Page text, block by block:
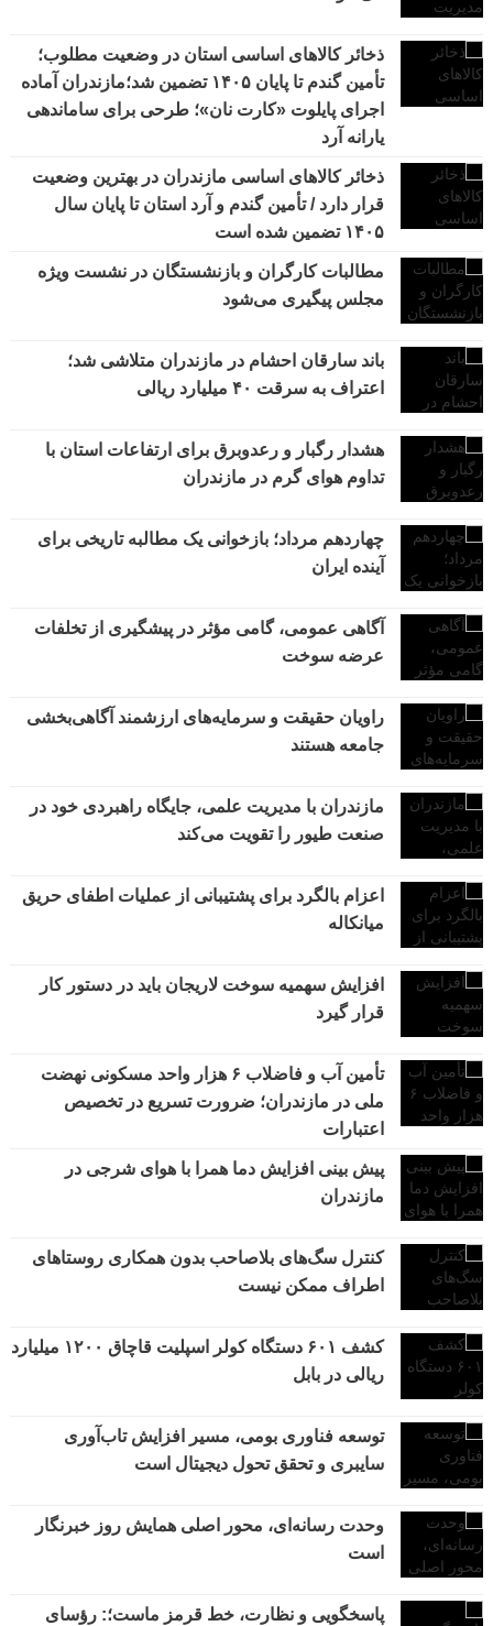
ذخائر کالاهای اساسی استان در وضعیت مطلوب؛
تأمین گندم تا پایان ۱۴۰۵ تضمین شد؛مازندران آماده
اجرای پایلوت «کارت نان»؛ طرحی برای ساماندهی
یارانه آرد
ذخائر کالاهای اساسی مازندران در بهترین وضعیت
قرار دارد / تأمین گندم و آرد استان تا پایان سال
۱۴۰۵ تضمین شده است
مطالبات کارگران و بازنشستگان در نشست ویژه
مجلس پیگیری می‌شود
باند سارقان احشام در مازندران متلاشی شد؛
اعتراف به سرقت ۴۰ میلیارد ریالی
هشدار رگبار و رعدوبرق برای ارتفاعات استان با
تداوم هوای گرم در مازندران
چهاردهم مرداد؛ بازخوانی یک مطالبه تاریخی برای
آینده ایران
آگاهی عمومی، گامی مؤثر در پیشگیری از تخلفات
عرضه سوخت
راویان حقیقت و سرمایه‌های ارزشمند آگاهی‌بخشی
جامعه هستند
مازندران با مدیریت علمی، جایگاه راهبردی خود در
صنعت طیور را تقویت می‌کند
اعزام بالگرد برای پشتیبانی از عملیات اطفای حریق
میانکاله
افزایش سهمیه سوخت لاریجان باید در دستور کار
قرار گیرد
تأمین آب و فاضلاب ۶ هزار واحد مسکونی نهضت
ملی در مازندران؛ ضرورت تسریع در تخصیص
اعتبارات
پیش بینی افزایش دما همرا با هوای شرجی در
مازندران
کنترل سگ‌های بلاصاحب بدون همکاری روستاهای
اطراف ممکن نیست
کشف ۶۰۱ دستگاه کولر اسپلیت قاچاق ۱۲۰۰ میلیارد
ریالی در بابل
توسعه فناوری بومی، مسیر افزایش تاب‌آوری
سایبری و تحقق تحول دیجیتال است
وحدت رسانه‌ای، محور اصلی همایش روز خبرنگار
است
پاسخگویی و نظارت، خط قرمز ماست؛: رؤسای